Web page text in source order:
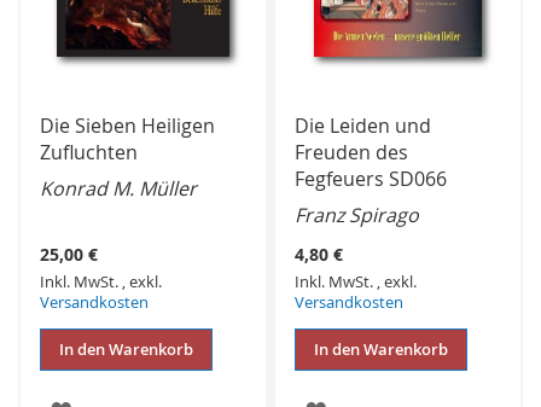
Die Sieben Heiligen
Zufluchten
Konrad M. Müller
25,00 €
Inkl. MwSt. ,exkl.
Versandkosten
In den Warenkorb
Die Leiden und
Freuden des
Fegfeuers SD066
Franz Spirago
4,80 €
Inkl. MwSt. ,exkl.
Versandkosten
In den Warenkorb